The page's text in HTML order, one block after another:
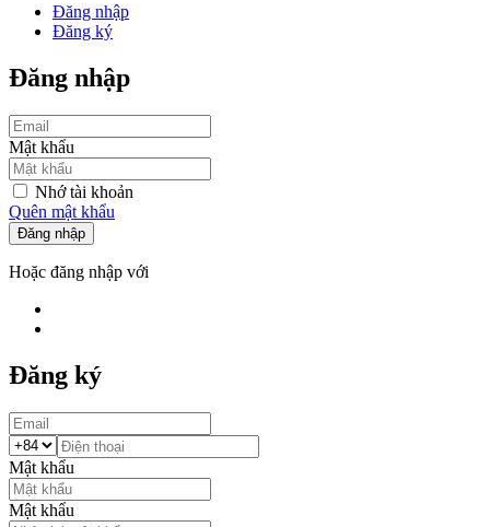
Đăng nhập
Đăng ký
Đăng nhập
Mật khẩu
Nhớ tài khoản
Quên mật khẩu
Đăng nhập
Hoặc đăng nhập với
Đăng ký
Mật khẩu
Mật khẩu